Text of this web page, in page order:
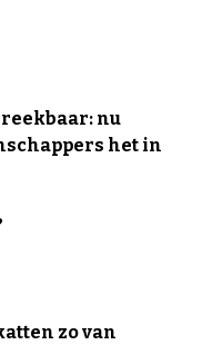
nu
het in
zo van